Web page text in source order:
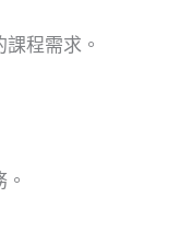
程需求。